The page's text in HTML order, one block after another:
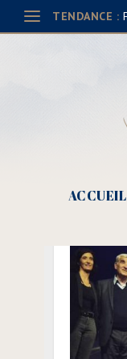
TENDANCE :
ACCUEIL